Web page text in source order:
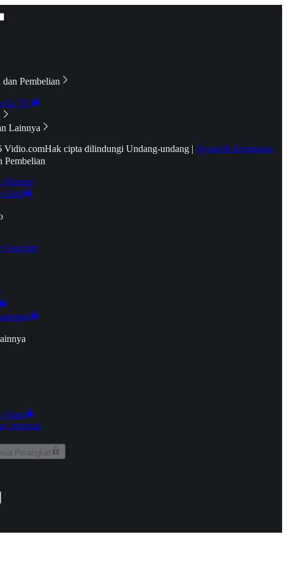
Pembelian
ke TV
Lainnya
Vidio.comHak cipta dilindungi Undang-undang | Syarat & Ketentuan
Pembelian
Premier
Aktif
Voucher
Akun
Jaringan
Perangkat